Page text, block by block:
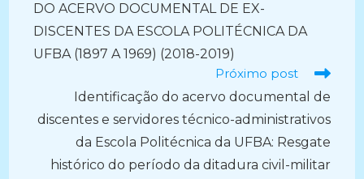
DO ACERVO DOCUMENTAL DE EX-
DISCENTES DA ESCOLA POLITÉCNICA DA
UFBA (1897 A 1969) (2018-2019)
Próximo post
Identificação do acervo documental de
discentes e servidores técnico-administrativos
da Escola Politécnica da UFBA: Resgate
histórico do período da ditadura civil-militar